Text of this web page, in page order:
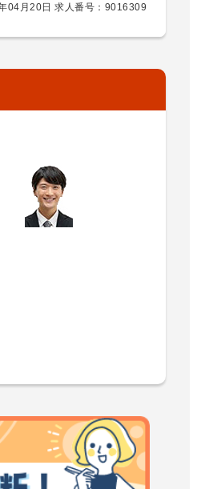
04月20日 求人番号：9016309